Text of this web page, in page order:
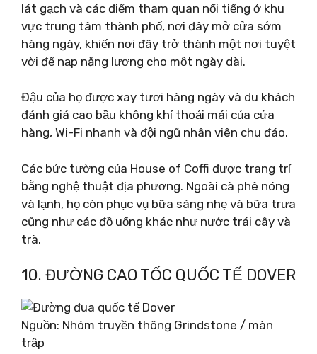
lát gạch và các điểm tham quan nổi tiếng ở khu
vực trung tâm thành phố, nơi đây mở cửa sớm
hàng ngày, khiến nơi đây trở thành một nơi tuyệt
vời để nạp năng lượng cho một ngày dài.
Đậu của họ được xay tươi hàng ngày và du khách
đánh giá cao bầu không khí thoải mái của cửa
hàng, Wi-Fi nhanh và đội ngũ nhân viên chu đáo.
Các bức tường của House of Coffi được trang trí
bằng nghệ thuật địa phương. Ngoài cà phê nóng
và lạnh, họ còn phục vụ bữa sáng nhẹ và bữa trưa
cũng như các đồ uống khác như nước trái cây và
trà.
10. ĐƯỜNG CAO TỐC QUỐC TẾ DOVER
Nguồn: Nhóm truyền thông Grindstone / màn
trập